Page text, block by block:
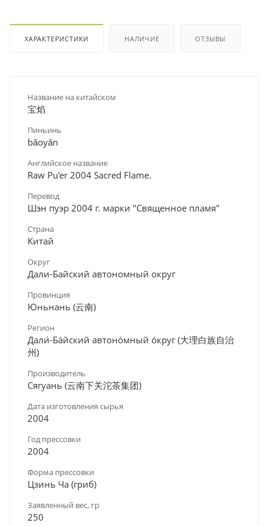
ХАРАКТЕРИСТИКИ НАЛИЧИЕ ОТЗЫВЫ
Название на китайском
宝焰
Пиньинь
bǎoуǎn
Английское название
Raw Pu'er 2004 Sacred Flame.
Перевод
Шэн пуэр 2004 г. марки "Священное пламя"
Страна
Китай
Округ
Дали-Байский автономный округ
Провинция
Юньнань (云南)
Регион
Дали́-Ба́йский автоно́мный о́круг (大理白族自治
州)
Производитель
Сягуань (云南下关沱茶集团)
Дата изготовления сырья
2004
Год прессовки
2004
Форма прессовки
Цзинь Ча (гриб)
Заявленный вес, гр
250